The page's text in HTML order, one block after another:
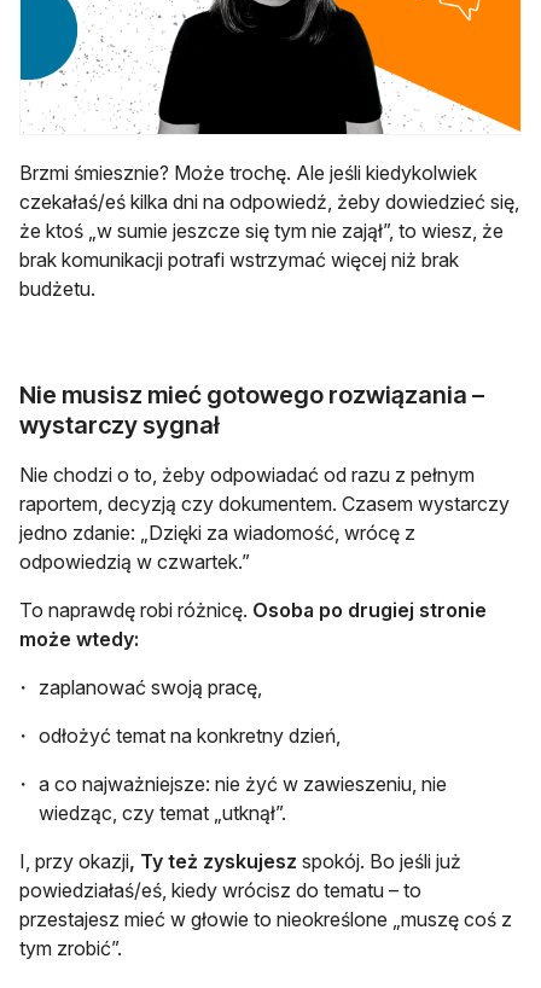
Brzmi śmiesznie? Może trochę. Ale jeśli kiedykolwiek
czekałaś/eś kilka dni na odpowiedź, żeby dowiedzieć się,
że ktoś „w sumie jeszcze się tym nie zajął”, to wiesz, że
brak komunikacji potrafi wstrzymać więcej niż brak
budżetu.
Nie musisz mieć gotowego rozwiązania –
wystarczy sygnał
Nie chodzi o to, żeby odpowiadać od razu z pełnym
raportem, decyzją czy dokumentem. Czasem wystarczy
jedno zdanie: „Dzięki za wiadomość, wrócę z
odpowiedzią w czwartek.”
To naprawdę robi różnicę. Osoba po drugiej stronie
może wtedy:
zaplanować swoją pracę,
odłożyć temat na konkretny dzień,
a co najważniejsze: nie żyć w zawieszeniu, nie
wiedząc, czy temat „utknął”.
I, przy okazji, Ty też zyskujesz spokój. Bo jeśli już
powiedziałaś/eś, kiedy wrócisz do tematu – to
przestajesz mieć w głowie to nieokreślone „muszę coś z
tym zrobić”.